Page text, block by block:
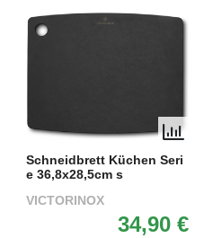
Schneidbrett Küchen Seri
e 36,8x28,5cm s
VICTORINOX
34,90 €